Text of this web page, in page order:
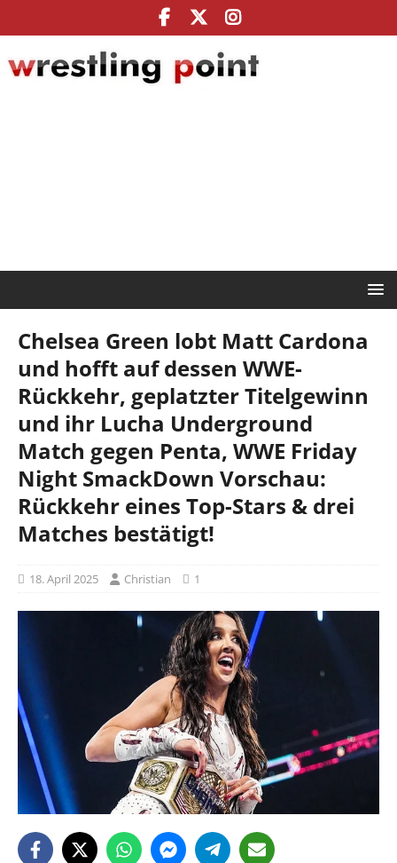
Chelsea Green lobt Matt Cardona
und hofft auf dessen WWE-
Rückkehr, geplatzter Titelgewinn
und ihr Lucha Underground
Match gegen Penta, WWE Friday
Night SmackDown Vorschau:
Rückkehr eines Top-Stars & drei
Matches bestätigt!
18. April 2025 Christian 1